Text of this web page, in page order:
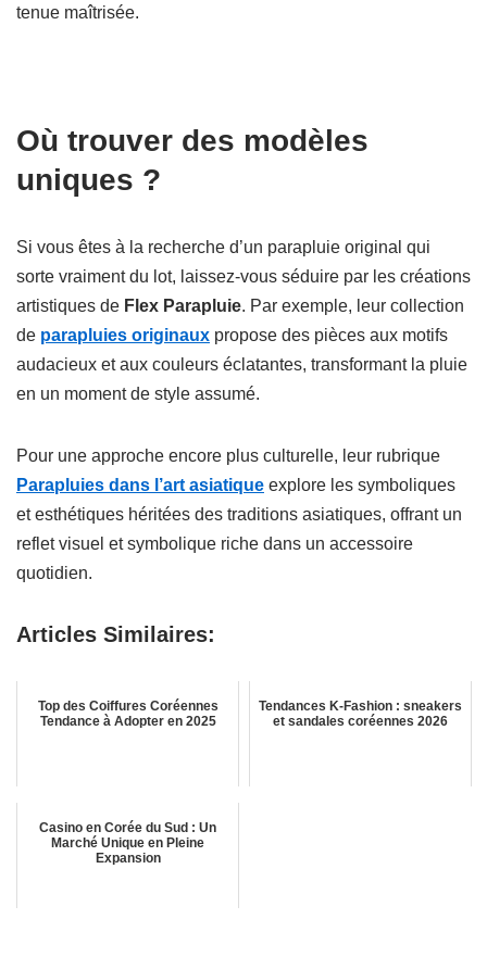
tenue maîtrisée.
Où trouver des modèles
uniques ?
Si vous êtes à la recherche d’un parapluie original qui
sorte vraiment du lot, laissez-vous séduire par les créations
artistiques de Flex Parapluie. Par exemple, leur collection
de parapluies originaux propose des pièces aux motifs
audacieux et aux couleurs éclatantes, transformant la pluie
en un moment de style assumé.
Pour une approche encore plus culturelle, leur rubrique
Parapluies dans l’art asiatique explore les symboliques
et esthétiques héritées des traditions asiatiques, offrant un
reflet visuel et symbolique riche dans un accessoire
quotidien.
Articles Similaires:
Top des Coiffures Coréennes
Tendance à Adopter en 2025
Tendances K-Fashion : sneakers
et sandales coréennes 2026
Casino en Corée du Sud : Un
Marché Unique en Pleine
Expansion